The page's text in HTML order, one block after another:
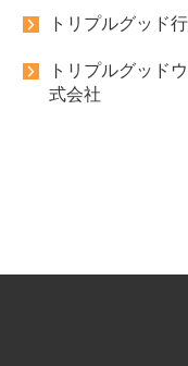
トリプルグッド
トリプルグッド
式会社